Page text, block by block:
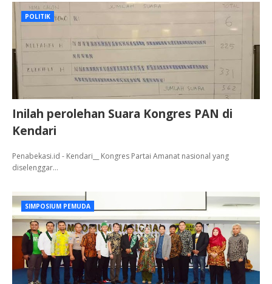
POLITIK
Inilah perolehan Suara Kongres PAN di
Kendari
Penabekasi.id - Kendari__ Kongres Partai Amanat nasional yang
diselenggar…
SIMPOSIUM PEMUDA